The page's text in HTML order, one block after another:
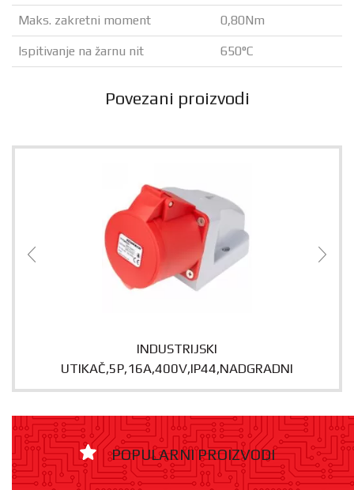
Maks. zakretni moment 0,80Nm
Ispitivanje na žarnu nit 650°C
Povezani proizvodi
INDUSTRIJSKI
UTIKAČ,5P,16A,400V,IP44,NADGRADNI
POPULARNI PROIZVODI